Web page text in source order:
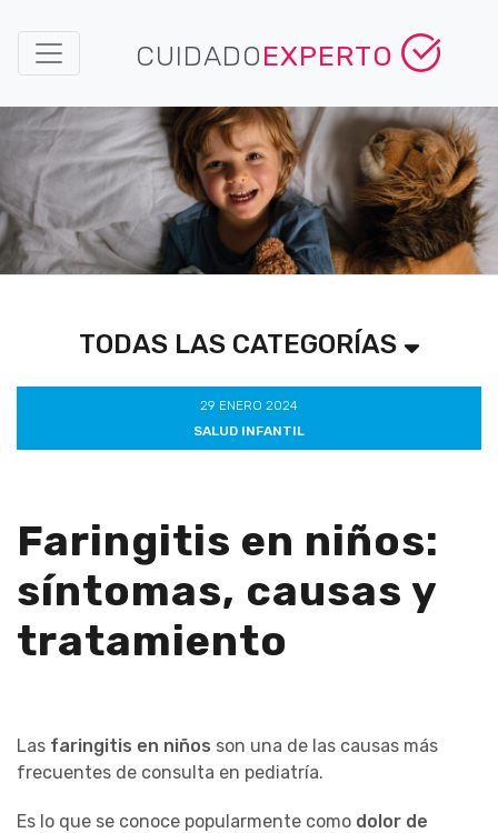
CUIDADOEXPERTO
TODAS LAS CATEGORÍAS
29 ENERO 2024
SALUD INFANTIL
Faringitis en niños:
síntomas, causas y
tratamiento
Las faringitis en niños son una de las causas más
frecuentes de consulta en pediatría.
Es lo que se conoce popularmente como dolor de